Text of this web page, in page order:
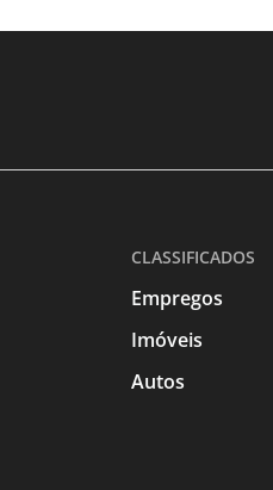
CLASSIFICADOS
Empregos
Imóveis
Autos